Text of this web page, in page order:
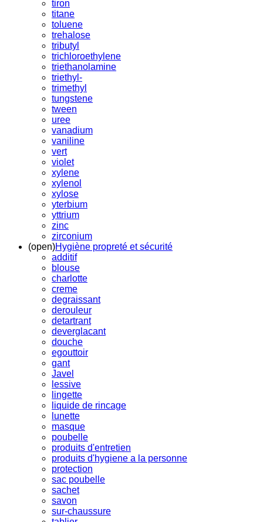
tiron
titane
toluene
trehalose
tributyl
trichloroethylene
triethanolamine
triethyl-
trimethyl
tungstene
tween
uree
vanadium
vaniline
vert
violet
xylene
xylenol
xylose
yterbium
yttrium
zinc
zirconium
(open)Hygiène propreté et sécurité
additif
blouse
charlotte
creme
degraissant
derouleur
detartrant
deverglacant
douche
egouttoir
gant
Javel
lessive
lingette
liquide de rincage
lunette
masque
poubelle
produits d'entretien
produits d'hygiene a la personne
protection
sac poubelle
sachet
savon
sur-chaussure